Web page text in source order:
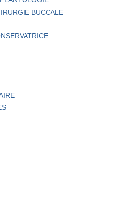
BUCCALE